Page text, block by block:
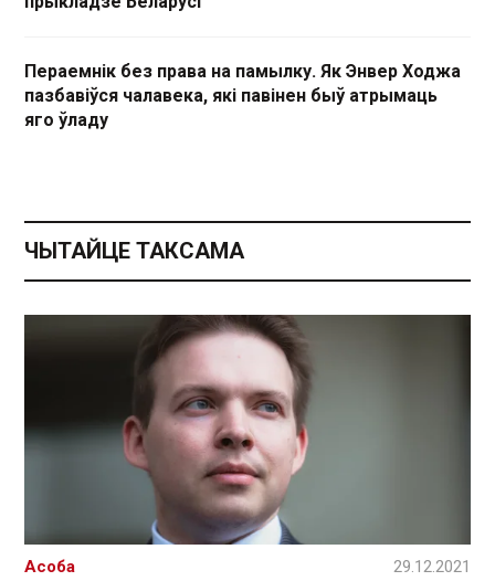
Пераемнік без права на памылку. Як Энвер Ходжа
пазбавіўся чалавека, які павінен быў атрымаць
яго ўладу
ЧЫТАЙЦЕ ТАКСАМА
Асоба 29.12.2021